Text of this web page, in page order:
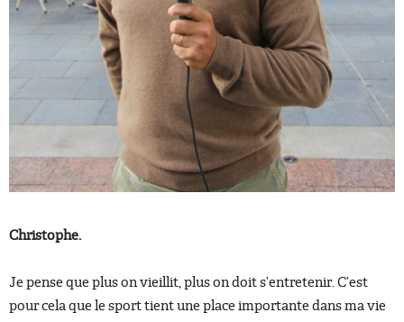
Christophe.
Je pense que plus on vieillit, plus on doit s’entretenir. C’est
pour cela que le sport tient une place importante dans ma vie